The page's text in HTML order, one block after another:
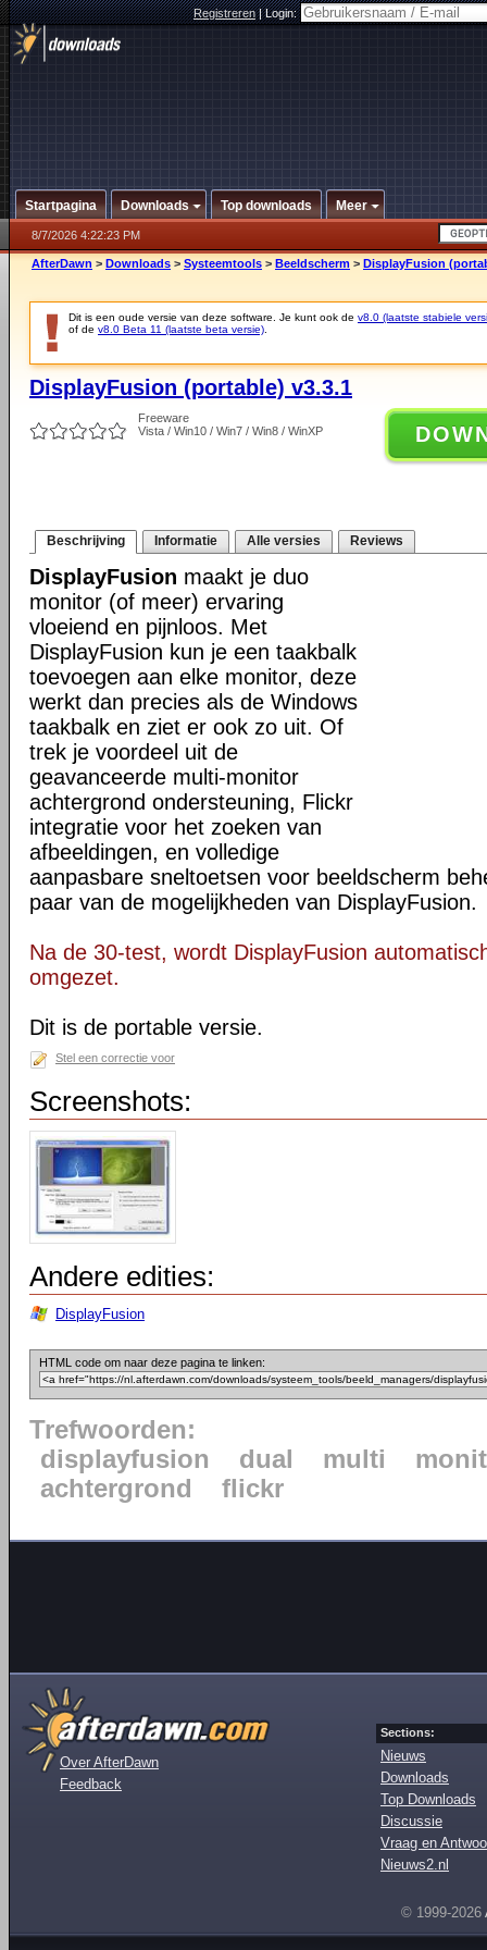
Registreren|Login:
Startpagina Downloads Top downloads Meer
8/7/2026 4:22:23 PM
AfterDawn > Downloads > Systeemtools > Beeldscherm > DisplayFusion
Dit is een oude versie van deze software. Je kunt ook de v8.0 (laatste stabiele
of de v8.0 Beta 11 (laatste beta versie)
DisplayFusion (portable) v3.3.1
Freeware
Vista / Win10 / Win7 / Win8 / WinXP
Beschrijving Informatie Alle versies Reviews
DisplayFusion maakt je duo
monitor (of meer) ervaring
vloeiend en pijnloos. Met
DisplayFusion kun je een taakbalk
toevoegen aan elke monitor, deze
werkt dan precies als de Windows
taakbalk en ziet er ook zo uit. Of
trek je voordeel uit de
geavanceerde multi-monitor
achtergrond ondersteuning, Flickr
integratie voor het zoeken van
afbeeldingen, en volledige
aanpasbare sneltoetsen voor beeldscherm
paar van de mogelijkheden van DisplayFusion.
Na de 30-test, wordt DisplayFusion
omgezet.
Dit is de portable versie.
Stel een correctie voor
Screenshots:
Andere edities:
DisplayFusion
HTML code om naar deze pagina te linken:
Trefwoorden:
displayfusion
dual multi
achtergrond
flickr
Over AfterDawn
Feedback
Sections:
Nieuws
Downloads
Top Downloads
Discussie
Vraag en
Nieuws2.nl
© 1999-2026